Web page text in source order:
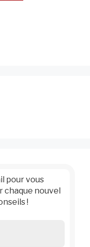
pour vous
chaque nouvel
!